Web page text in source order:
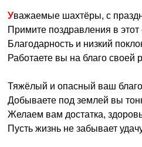
Уважаемые шахтёры, с
Примите поздравления в
Благодарность и низкий
Работаете вы на благо своей
Тяжёлый и опасный ваш
Добываете под землей вы
Желаем вам достатка,
Пусть жизнь не забывает